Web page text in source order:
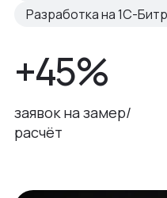
Разработка на 1С-
+45%
заявок на замер/
расчёт